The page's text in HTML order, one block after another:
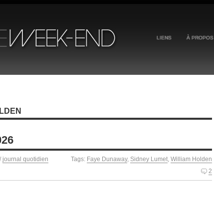
LIENS À PROPOS
/ journal quotidien Tags: Faye Dunaway, Sidney Lumet, William Holden
2